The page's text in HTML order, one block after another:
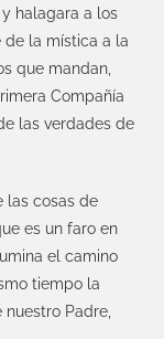
halagara a los
de la mística a la
que mandan,
Compañía
las verdades de
las cosas de
es un faro en
el camino
tiempo la
Padre,